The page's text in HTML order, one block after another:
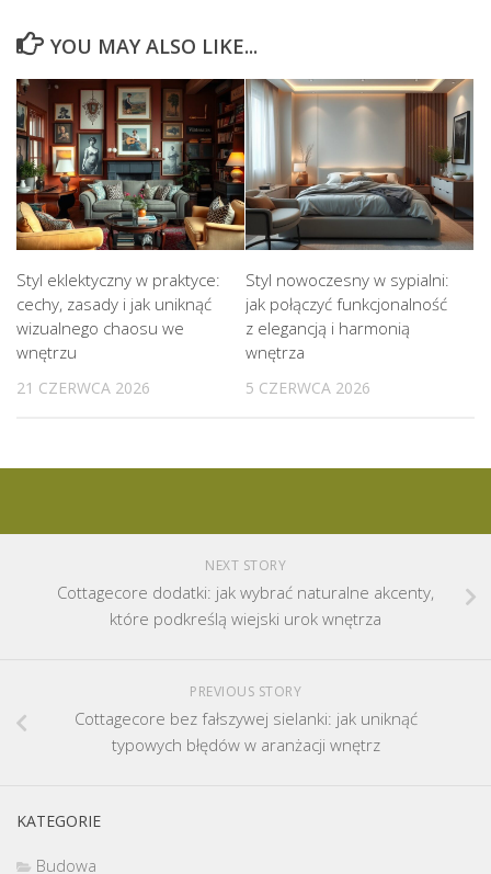
YOU MAY ALSO LIKE...
Styl eklektyczny w praktyce:
cechy, zasady i jak uniknąć
wizualnego chaosu we
wnętrzu
21 CZERWCA 2026
Styl nowoczesny w sypialni:
jak połączyć funkcjonalność
z elegancją i harmonią
wnętrza
5 CZERWCA 2026
NEXT STORY
Cottagecore dodatki: jak wybrać naturalne akcenty,
które podkreślą wiejski urok wnętrza
PREVIOUS STORY
Cottagecore bez fałszywej sielanki: jak uniknąć
typowych błędów w aranżacji wnętrz
KATEGORIE
Budowa